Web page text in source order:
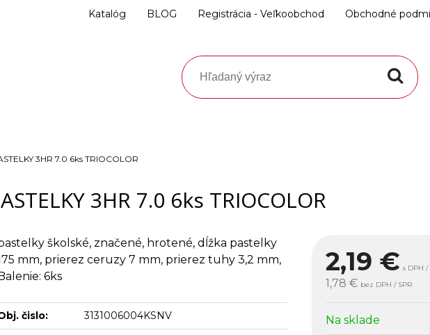
Katalóg BLOG Registrácia - Veľkoobchod Obchodné
3HR 7.0 6ks TRIOCOLOR
3HR 7.0 6ks TRIOCOLOR
2,19 € s DPH /
1,78 € bez DPH / SPR
Na sklade
školské, značené, hrotené, dĺžka pastelky
mm, prierez ceruzy 7 mm, prierez tuhy 3,2 mm,
6ks
čislo: 3131006004KSNV